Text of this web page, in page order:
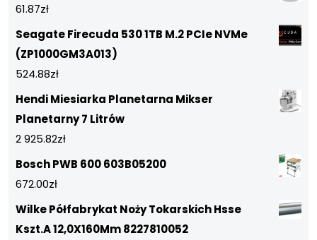
61.87zł
Seagate Firecuda 530 1TB M.2 PCIe NVMe
(ZP1000GM3A013)
524.88zł
Hendi Miesiarka Planetarna Mikser
Planetarny 7 Litrów
2 925.82zł
Bosch PWB 600 603B05200
672.00zł
Wilke Półfabrykat Noży Tokarskich Hsse
Kszt.A 12,0X160Mm 8227810052